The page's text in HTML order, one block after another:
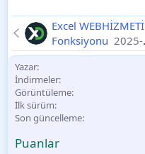
Excel WEBHİZMETİ
Fonksiyonu 2025-
11-11
Yazar
İndirmeler
Görüntüleme
İlk sürüm
Son güncelleme
Puanlar